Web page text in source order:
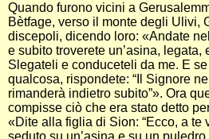
Quando furono vicini a
Bètfage, verso il monte degli Ulivi,
discepoli, dicendo loro: «Andate
e subito troverete un’asina, legata,
Slegateli e conduceteli da me. E
qualcosa, rispondete: “Il Signore
rimanderà indietro subito”». Ora
compisse ciò che era stato detto
«Dite alla figlia di Sion: “Ecco, a te